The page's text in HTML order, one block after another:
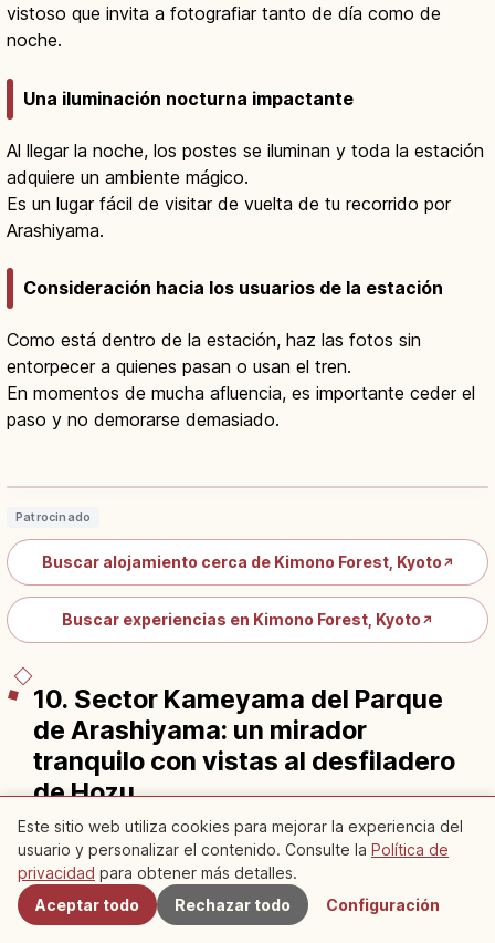
vistoso que invita a fotografiar tanto de día como de
noche.
Una iluminación nocturna impactante
Al llegar la noche, los postes se iluminan y toda la estación
adquiere un ambiente mágico.
Es un lugar fácil de visitar de vuelta de tu recorrido por
Arashiyama.
Consideración hacia los usuarios de la estación
Como está dentro de la estación, haz las fotos sin
entorpecer a quienes pasan o usan el tren.
En momentos de mucha afluencia, es importante ceder el
paso y no demorarse demasiado.
Kimono Forest en Kioto: 600
Patrocinado
Buscar alojamiento cerca de Kimono Forest, Kyoto ↗
Buscar experiencias en Kimono Forest, Kyoto ↗
10. Sector Kameyama del Parque
de Arashiyama: un mirador
tranquilo con vistas al desfiladero
de Hozu
El sector Kameyama del Parque de Arashiyama es una
zona de parque de gran riqueza natural, situada aguas
arriba del puente Togetsukyō.
Desde los miradores del parque a veces se pueden
Cercanos
Este sitio web utiliza cookies para mejorar la experiencia del
usuario y personalizar el contenido. Consulte la Política de
privacidad para obtener más detalles.
Aceptar todo
Rechazar todo Configuración